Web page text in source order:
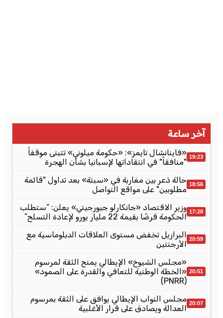
آخر ساعة
19:23 «فاينانشال تايمز»: «حكومة ميلوني» تتبنى موقفاً
"منافقاً" في انتقاداتها لإسبانيا بشأن الهجرة
18:56 حالة ذعر بين مغاربة في «سبتة» بعد تداول "قائمة
مطلوبين" على مواقع التواصل
17:28 وزير الاقتصاد «جانكارلو جيورجيتي» يعلن: “ستطلب
الحكومة قرضًا بقيمة 22 مليار يورو لإعادة التسلح”
20:59 البرازيل تخفض مستوى العلاقات الدبلوماسية مع
الأرجنتين
20:51
«مجلس الشيوخ» الإيطالي يمنح الثقة لمرسوم
«الخطة الوطنية للتعافي والقدرة على الصمود»
(PNRR)
20:07 مجلس النواب الإيطالي يوافق على الثقة بمرسوم
العدالة ويصادق على قرار الأغلبية